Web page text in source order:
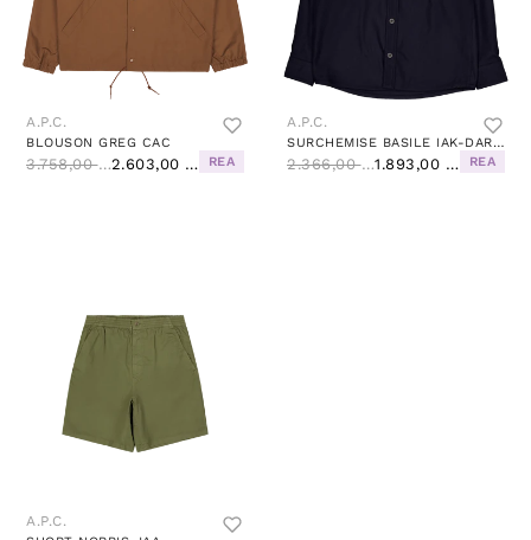
A.P.C.
BLOUSON GREG CAC
3.758,00 kr 2.603,00 kr REA
A.P.C.
SURCHEMISE BASILE IAK-DARK NAVY
2.366,00 kr 1.893,00 kr REA
A.P.C.